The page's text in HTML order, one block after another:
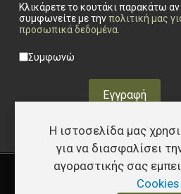
Κλικάρετε το κουτάκι παρακάτω αν
συμφωνείτε με τηνπολιτική μας
προσωπικά δεδομένα.
Privacy checkbox
Συμφωνώ
Εγγραφή
Η ιστοσελίδα μας
για να διασφαλίσει
αγοραστικής σας
Cookies